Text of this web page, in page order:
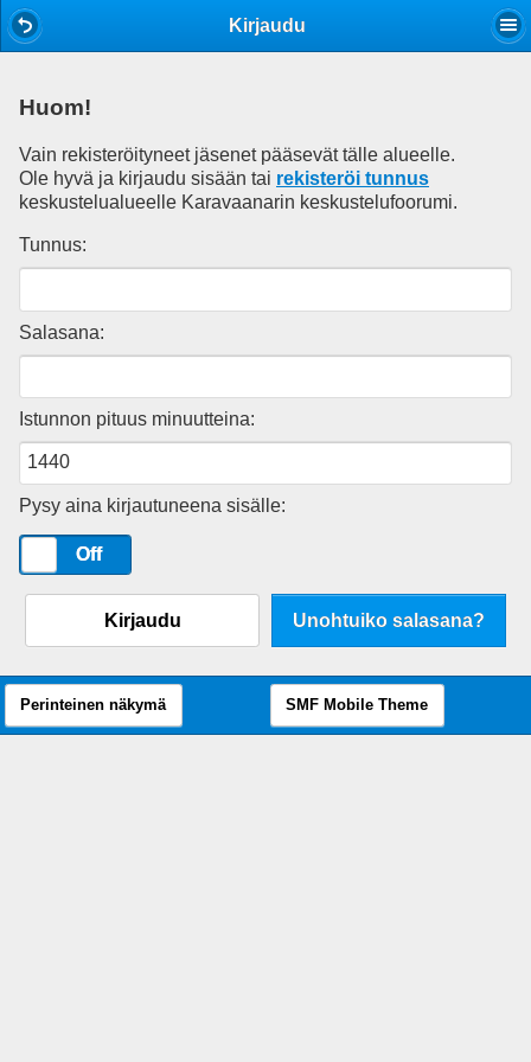
Kirjaudu
Huom!
Vain rekisteröityneet jäsenet pääsevät tälle alueelle.
Ole hyvä ja kirjaudu sisään tai rekisteröi tunnus
keskustelualueelle Karavaanarin keskustelufoorumi.
Tunnus:
Salasana:
Istunnon pituus minuutteina:
Pysy aina kirjautuneena sisälle:
Off
Kirjaudu Unohtuiko salasana?
Perinteinen näkymä SMF Mobile Theme